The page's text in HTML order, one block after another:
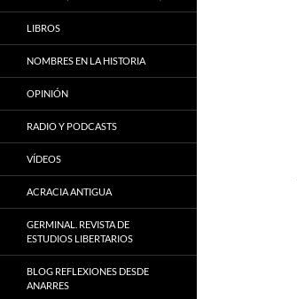
LIBROS
NOMBRES EN LA HISTORIA
OPINIÓN
RADIO Y PODCASTS
VÍDEOS
ACRACIA ANTIGUA
GERMINAL. REVISTA DE
ESTUDIOS LIBERTARIOS
BLOG REFLEXIONES DESDE
ANARRES